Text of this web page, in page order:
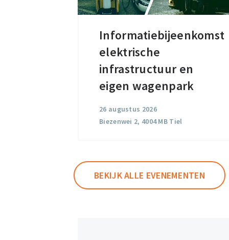
Informatiebijeenkomst
elektrische
infrastructuur en
eigen wagenpark
26 augustus 2026
Biezenwei 2, 4004 MB Tiel
Informatiebijeenkomst
elektrische
infrastructuur
en
wagenpark
BEKIJK ALLE EVENEMENTEN